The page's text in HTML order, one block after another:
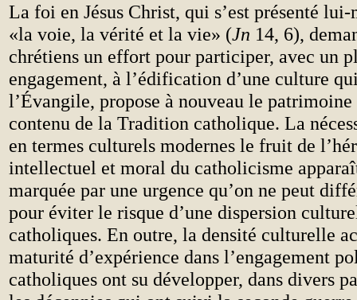
La foi en Jésus Christ, qui s’est présenté
«la voie, la vérité et la vie» (Jn 14, 6),
chrétiens un effort pour participer, avec un
engagement, à l’édification d’une culture
l’Évangile, propose à nouveau le patrimoine
contenu de la Tradition catholique. La
en termes culturels modernes le fruit de
intellectuel et moral du catholicisme
marquée par une urgence qu’on ne peut
pour éviter le risque d’une dispersion
catholiques. En outre, la densité culturelle
maturité d’expérience dans l’engagement
catholiques ont su développer, dans divers